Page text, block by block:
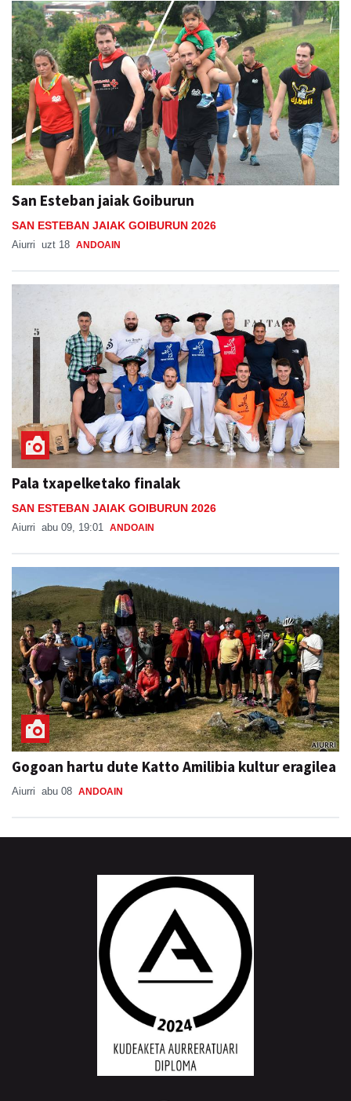
San Esteban jaiak Goiburun
SAN ESTEBAN JAIAK GOIBURUN 2026
Aiurri uzt 18 ANDOAIN
Pala txapelketako finalak
SAN ESTEBAN JAIAK GOIBURUN 2026
Aiurri abu 09, 19:01 ANDOAIN
Gogoan hartu dute Katto Amilibia kultur eragilea
Aiurri abu 08 ANDOAIN